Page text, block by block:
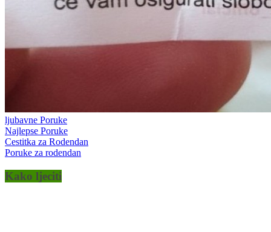
ljubavne Poruke
Najlepse Poruke
Cestitka za Rodendan
Poruke za rodendan
Kako ljeciti